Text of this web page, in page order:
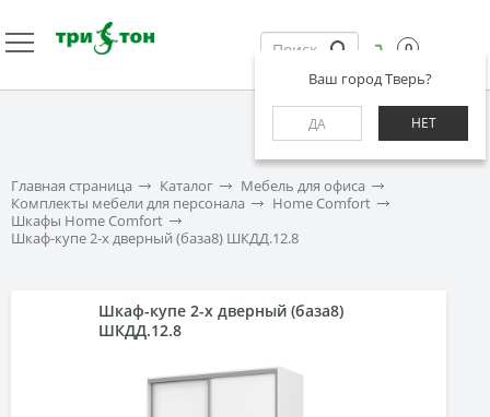
Ваш город Тверь?
ДА НЕТ
0
Главная страница Каталог
Мебель для офиса
Комплекты мебели для персонала
Home Comfort
Шкафы Home Comfort
Шкаф-купе 2-х дверный (база8) ШКДД.12.8
Шкаф-купе 2-х дверный (база8)
ШКДД.12.8